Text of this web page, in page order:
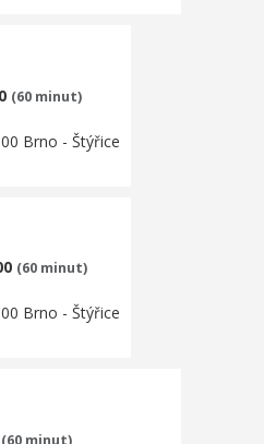
(60 minut)
Brno - Štýřice
(60 minut)
Brno - Štýřice
(60 minut)